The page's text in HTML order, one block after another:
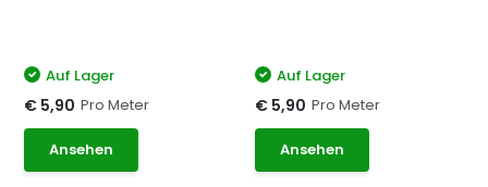
Auf Lager
€ 5,90 Pro Meter
Ansehen
Auf Lager
€ 5,90 Pro Meter
Ansehen